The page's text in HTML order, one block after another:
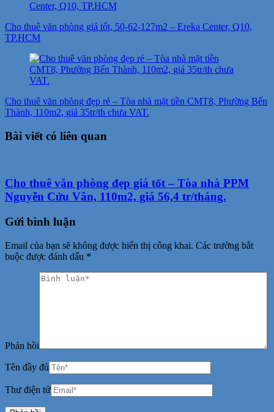
Cho thuê văn phòng giá tốt, 50-62-127m2 – Ereka Center, Q10,
TP.HCM
Cho thuê văn phòng đẹp rẻ – Tòa nhà mặt tiền CMT8, Phường Bến
Thành, 110m2, giá 35tr/th chưa VAT.
Bài viết có liên quan
Cho thuê văn phòng đẹp giá tốt – Tòa nhà PPM
Nguyễn Cửu Vân, 110m2, giá 56,4 tr/tháng.
Gửi bình luận
Email của bạn sẽ không được hiển thị công khai. Các trường bắt
buộc được đánh dấu *
Phản hồi
Tên đầy đủ
Thư điện tử